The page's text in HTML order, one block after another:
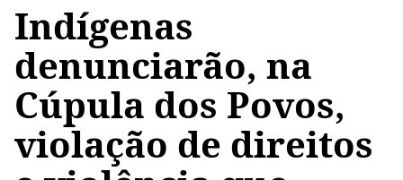
Indígenas
denunciarão, na
Cúpula dos Povos,
violação de direitos